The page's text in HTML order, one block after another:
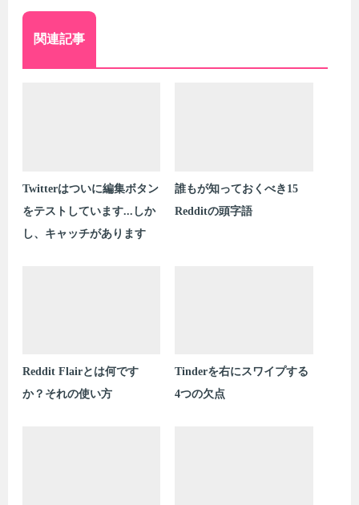
関連記事
Twitterはついに編集ボタン
をテストしています...しか
し、キャッチがあります
誰もが知っておくべき15
Redditの頭字語
Reddit Flairとは何です
か？それの使い方
Tinderを右にスワイプする
4つの欠点